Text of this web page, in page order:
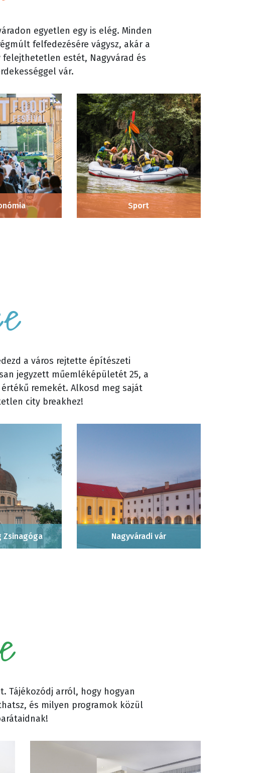
egyetlen egy is elég. Minden
felfedezésére vágysz, akár a
estét, Nagyvárad és
vár.
Sport
a város rejtette építészeti
jegyzett műemléképületét 25, a
remekét. Alkosd meg saját
city breakhez!
Zsinagóga Nagyváradi vár
Tájékozódj arról, hogy hogyan
és milyen programok közül